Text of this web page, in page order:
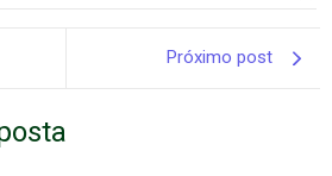
Próximo post